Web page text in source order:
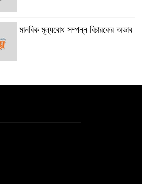
মানবিক মূল্যবোধ সম্পন্ন বিচারকের অভাব